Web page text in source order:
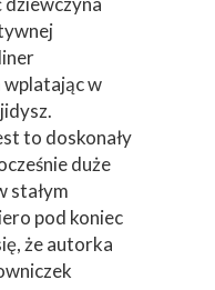
do
tego,
w
to doskonały
duże